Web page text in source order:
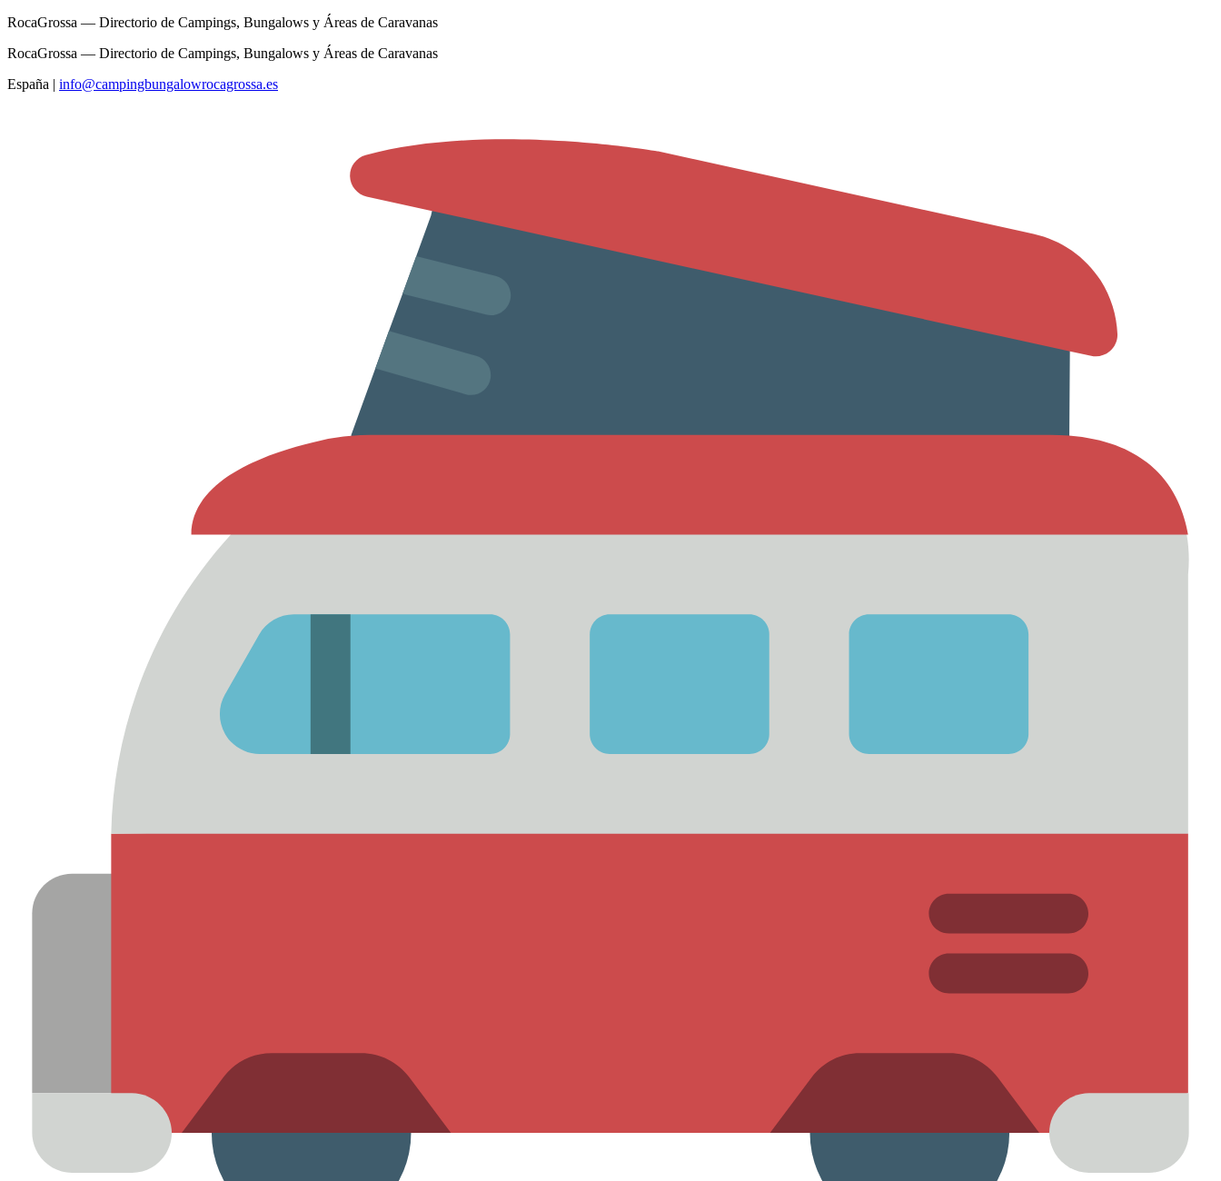
RocaGrossa — Directorio de Campings, Bungalows y Áreas de Caravanas
RocaGrossa — Directorio de Campings, Bungalows y Áreas de Caravanas
España | info@campingbungalowrocagrossa.es